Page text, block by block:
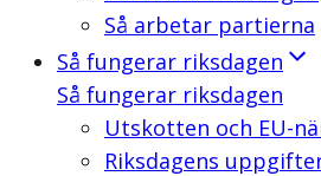
Så arbetar partierna
Så fungerar riksdagen
Så fungerar riksdagen
Utskotten och EU-
Riksdagens